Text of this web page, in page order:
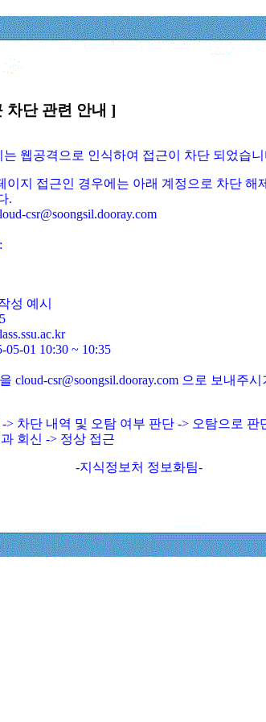
차단 관련 안내 ]
웹공격으로 인식하여 접근이 차단 되었습니
이지 접근인 경우에는 아래 계정으로 차단 해
.
csr@soongsil.dooray.com
성 예시
05-01 10:30 ~ 10:35
cloud-csr@soongsil.dooray.com 으로 보내주
> 차단 내역 및 오탐 여부 판단 -> 오탐으로 판
회신 -> 정상 접근
-지식정보처 정보화팀-